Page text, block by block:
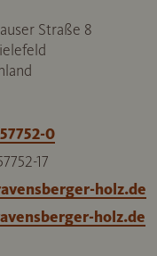
Straße 8
0
17
holz.de
holz.de